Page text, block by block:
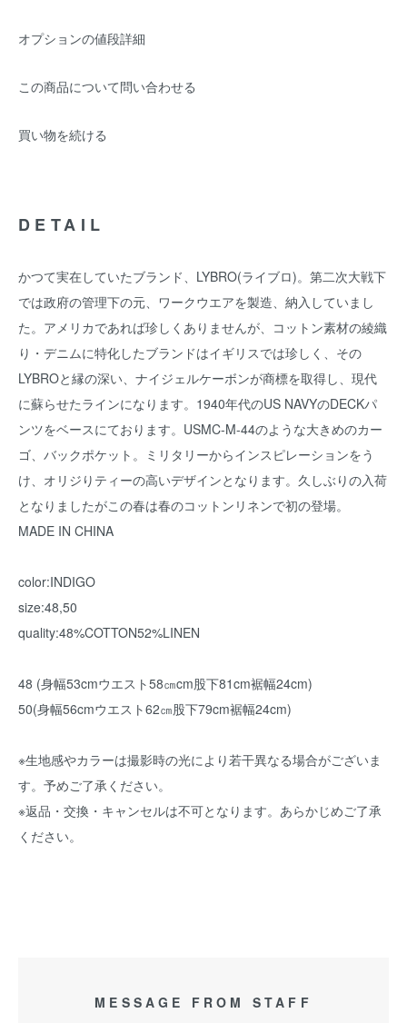
オプションの値段詳細
この商品について問い合わせる
買い物を続ける
DETAIL
かつて実在していたブランド、LYBRO(ライブロ)。第二次大戦下
では政府の管理下の元、ワークウエアを製造、納入していまし
た。アメリカであれば珍しくありませんが、コットン素材の綾織
り・デニムに特化したブランドはイギリスでは珍しく、その
LYBROと縁の深い、ナイジェルケーボンが商標を取得し、現代
に蘇らせたラインになります。1940年代のUS NAVYのDECKパ
ンツをベースにております。USMC-M-44のような大きめのカー
ゴ、バックポケット。ミリタリーからインスピレーションをう
け、オリジりティーの高いデザインとなります。久しぶりの入荷
となりましたがこの春は春のコットンリネンで初の登場。
MADE IN CHINA
color:INDIGO
size:48,50
quality:48%COTTON52%LINEN
48 (身幅53cmウエスト58㎝cm股下81cm裾幅24cm)
50(身幅56cmウエスト62㎝股下79cm裾幅24cm)
※生地感やカラーは撮影時の光により若干異なる場合がございま
す。予めご了承ください。
※返品・交換・キャンセルは不可となります。あらかじめご了承
ください。
MESSAGE FROM STAFF